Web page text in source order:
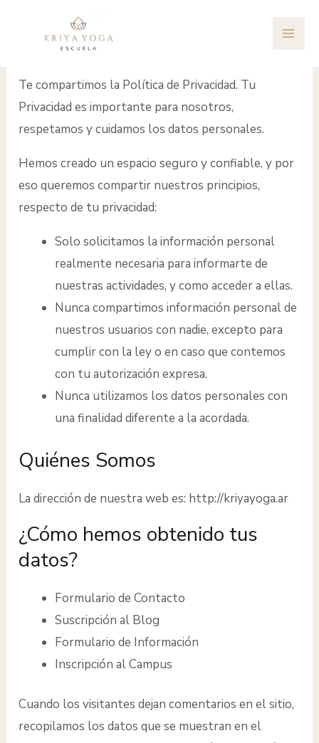
Política de Privacidad
Te compartimos la Política de Privacidad. Tu
Privacidad es importante para nosotros,
respetamos y cuidamos los datos personales.
Hemos creado un espacio seguro y confiable, y por
eso queremos compartir nuestros principios,
respecto de tu privacidad:
Solo solicitamos la información personal
realmente necesaria para informarte de
nuestras actividades, y como acceder a ellas.
Nunca compartimos información personal de
nuestros usuarios con nadie, excepto para
cumplir con la ley o en caso que contemos
con tu autorización expresa.
Nunca utilizamos los datos personales con
una finalidad diferente a la acordada.
Quiénes Somos
La dirección de nuestra web es: http://kriyayoga.ar
¿Cómo hemos obtenido tus
datos?
Formulario de Contacto
Suscripción al Blog
Formulario de Información
Inscripción al Campus
Cuando los visitantes dejan comentarios en el sitio,
recopilamos los datos que se muestran en el